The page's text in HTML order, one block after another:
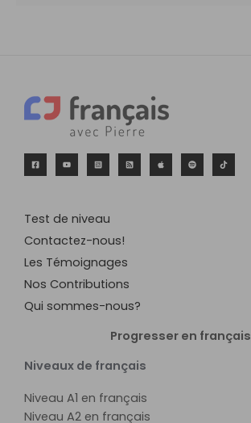
Test de niveau
Contactez-nous!
Les Témoignages
Nos Contributions
Qui sommes-nous?
Progresser en français
Niveaux de français
Niveau A1 en français
Niveau A2 en français